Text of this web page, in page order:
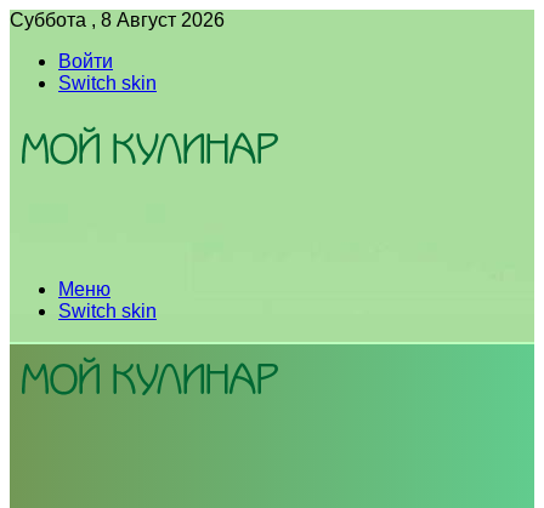
Суббота , 8 Август 2026
Войти
Switch skin
Меню
Switch skin